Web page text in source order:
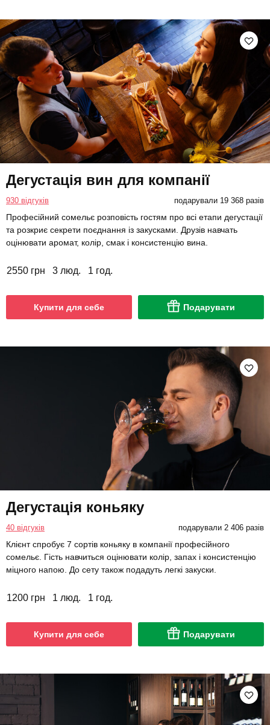
Дегустація вин для компанії
930 відгуків подарували 19 368 разів
Професійний сомельє розповість гостям про всі етапи дегустації
та розкриє секрети поєднання із закусками. Друзів навчать
оцінювати аромат, колір, смак і консистенцію вина.
2550 грн 3 люд. 1 год.
Купити для себе Подарувати
Дегустація коньяку
40 відгуків подарували 2 406 разів
Клієнт спробує 7 сортів коньяку в компанії професійного
сомельє. Гість навчиться оцінювати колір, запах і консистенцію
міцного напою. До сету також подадуть легкі закуски.
1200 грн 1 люд. 1 год.
Купити для себе Подарувати